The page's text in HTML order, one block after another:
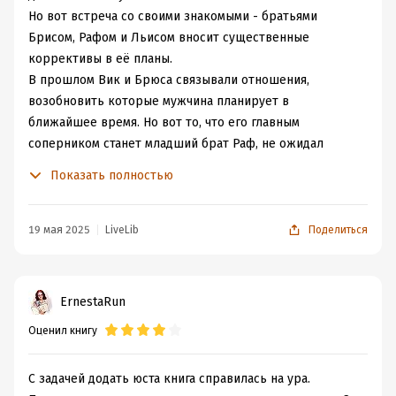
Но вот встреча со своими знакомыми - братьями
Брисом, Рафом и Льисом вносит существенные
коррективы в её планы.
В прошлом Вик и Брюса связывали отношения,
возобновить которые мужчина планирует в
ближайшее время. Но вот то, что его главным
соперником станет младший брат Раф, не ожидал
заполучить Вик во что бы то ни стало. Пусть это будет
Весь сюжет книги построен вокруг любовного
треугольника: Вик, Раф и Брис. Вик открыта к
отношениям, но её гложут сомнения. Раф слишком
младшего брата как уже взрослого и способного
Показать полностью
19 мая 2025 LiveLib Поделиться
ErnestaRun
Оценил книгу
С задачей додать юста книга справилась на ура.